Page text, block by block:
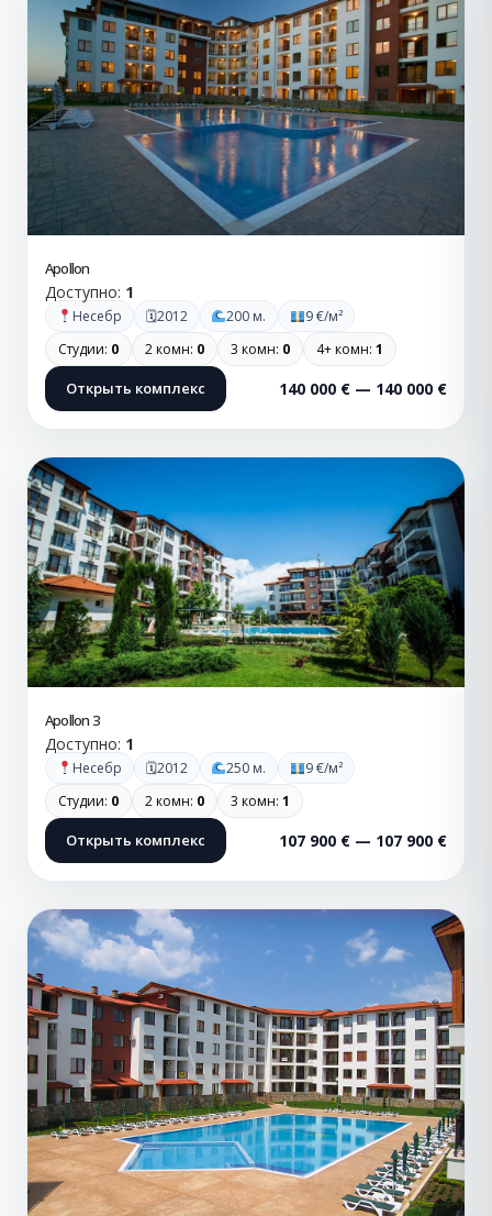
Apollon
Доступно: 1
Несебр 🗓2012 200 м.
9 €/м²
Студии: 0 2 комн: 0 3 комн: 0 4+ комн: 1
Открыть комплекс 140 000 € — 140 000 €
Apollon 3
Доступно: 1
Несебр 🗓2012 250 м.
9 €/м²
Студии: 0 2 комн: 0 3 комн: 1
Открыть комплекс 107 900 € — 107 900 €